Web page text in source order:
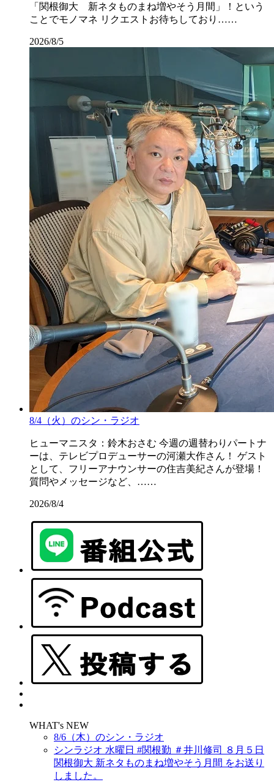
「関根御大 新ネタものまね増やそう月間」！という
ことでモノマネ リクエストお待ちしており……
2026/8/5
8/4（火）のシン・ラジオ
ヒューマニスタ：鈴木おさむ 今週の週替わりパートナ
ーは、テレビプロデューサーの河瀬大作さん！ ゲスト
として、フリーアナウンサーの住吉美紀さんが登場！
質問やメッセージなど、……
2026/8/4
WHAT's NEW
8/6（木）のシン・ラジオ
シンラジオ 水曜日 #関根勤 ＃井川修司 ８月５日
関根御大 新ネタものまね増やそう月間 をお送り
しました。